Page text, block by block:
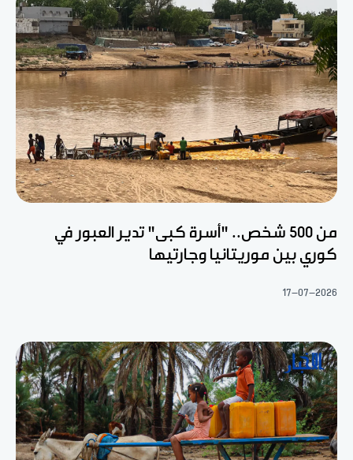
من 500 شخص.. "أسرة كبى" تدير العبور في
كوري بين موريتانيا وجارتيها
17-07-2026